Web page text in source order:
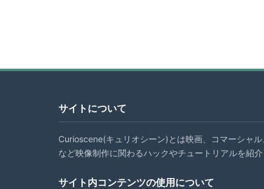
サイトについて
Curioscene(キュリオシーン)とは映画、コマーシャ
など映像制作に関わるハックやチュートリアルを紹
サイト内コンテンツの使用について